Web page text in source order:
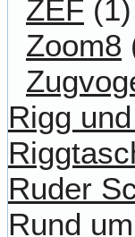
ZEF (1)
Zoom8
Rigg
Ruder
Rund